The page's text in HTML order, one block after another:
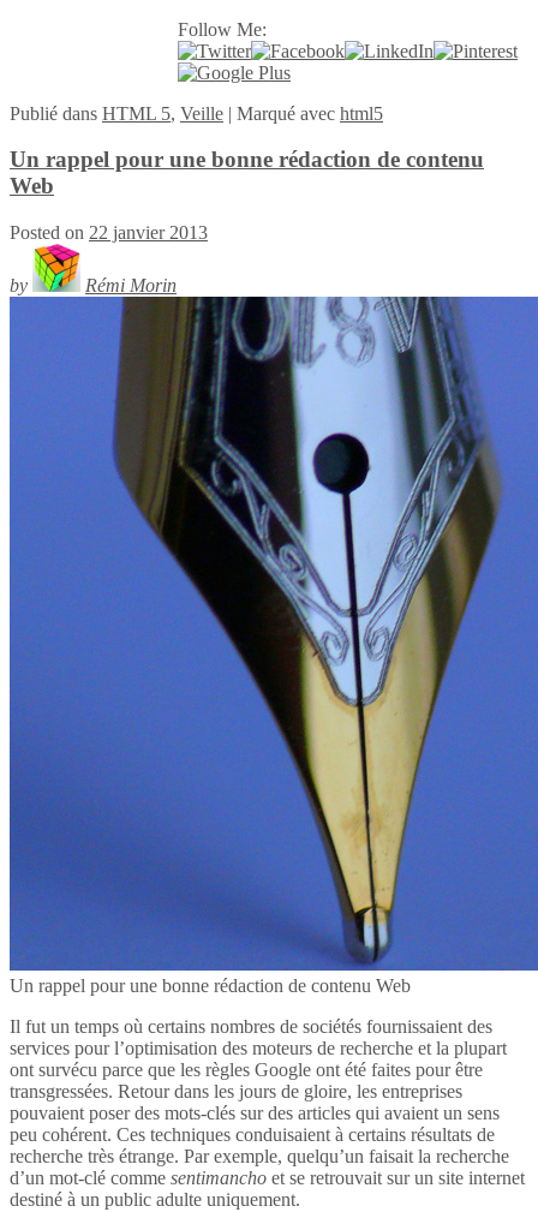
Follow Me:
Publié dans HTML 5, Veille | Marqué avec html5
Un rappel pour une bonne rédaction de contenu
Web
Posted on 22 janvier 2013
by Rémi Morin
Un rappel pour une bonne rédaction de contenu Web
Il fut un temps où certains nombres de sociétés fournissaient des
services pour l’optimisation des moteurs de recherche et la plupart
ont survécu parce que les règles Google ont été faites pour être
transgressées. Retour dans les jours de gloire, les entreprises
pouvaient poser des mots-clés sur des articles qui avaient un sens
peu cohérent. Ces techniques conduisaient à certains résultats de
recherche très étrange. Par exemple, quelqu’un faisait la recherche
d’un mot-clé comme sentimancho et se retrouvait sur un site internet
destiné à un public adulte uniquement.